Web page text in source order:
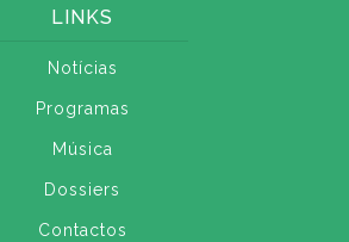
LINKS
Notícias
Programas
Música
Dossiers
Contactos